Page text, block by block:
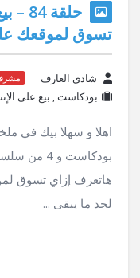
تسوق لموقعك
شادي العارف
بودكاست, بيع على
بودكاست
هاتعرف إزاي تسوق
لحد ما يبقى ...